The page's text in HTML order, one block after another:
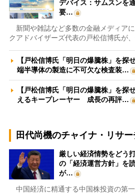
デバイス：サムスンを
要…
新聞や雑誌など多数の金融メディア
クアドバイザーズ代表の戸松信博氏が
【戸松信博氏「明日の爆騰株」を探
端半導体の製造に不可欠な検査装…
【戸松信博氏「明日の爆騰株」を探
えるキープレーヤー 成長の再評…
田代尚機のチャイナ・リサー
厳しい経済情勢をどう
の「経済運営方針」を
が…
中国経済に精通する中国株投資の第